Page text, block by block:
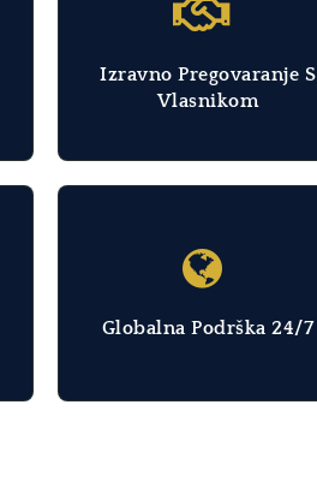
Izravno Pregovaranje S
Vlasnikom
Globalna Podrška 24/7